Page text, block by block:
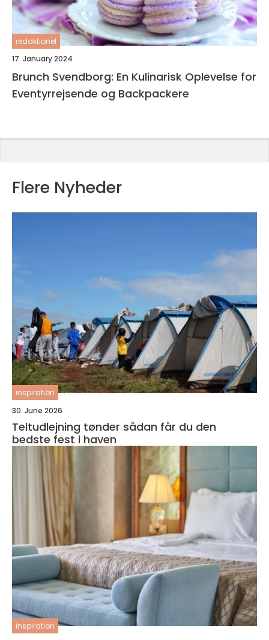
redaktionel
17. January 2024
Brunch Svendborg: En Kulinarisk Oplevelse for
Eventyrrejsende og Backpackere
Flere Nyheder
inspiration
30. June 2026
Teltudlejning tønder sådan får du den
bedste fest i haven
inspiration